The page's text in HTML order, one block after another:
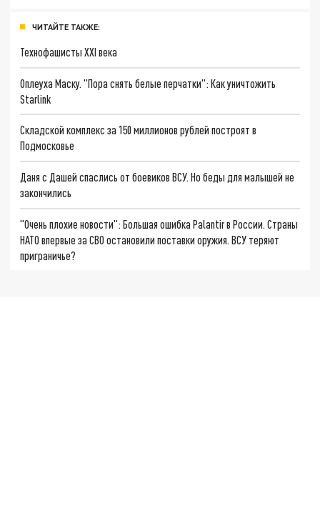
ЧИТАЙТЕ ТАКЖЕ:
Технофашисты XXI века
Оплеуха Маску. "Пора снять белые перчатки": Как уничтожить
Starlink
Складской комплекс за 150 миллионов рублей построят в
Подмосковье
Даня с Дашей спаслись от боевиков ВСУ. Но беды для малышей не
закончились
"Очень плохие новости": Большая ошибка Palantir в России. Страны
НАТО впервые за СВО остановили поставки оружия. ВСУ теряют
приграничье?